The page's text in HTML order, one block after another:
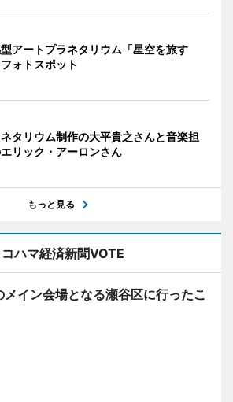
アートプラネタリウム「星空を旅す
ォトスポット
タリウム制作の大平貴之さんと音楽担
リック・アーロンさん
もっと見る
コハマ経済新聞VOTE
イン会場となる瀬谷区に行ったこ